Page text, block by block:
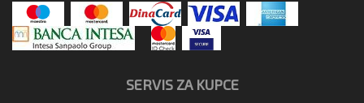
SERVIS ZA KUPCE